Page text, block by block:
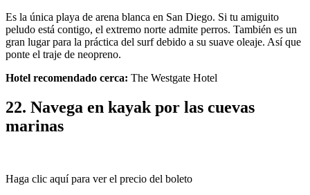
Es la única playa de arena blanca en San Diego. Si tu amiguito
peludo está contigo, el extremo norte admite perros. También es un
gran lugar para la práctica del surf debido a su suave oleaje. Así que
ponte el traje de neopreno.
Hotel recomendado cerca: The Westgate Hotel
22. Navega en kayak por las cuevas
marinas
Haga clic aquí para ver el precio del boleto